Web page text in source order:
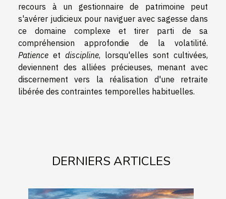
recours à un gestionnaire de patrimoine peut
s'avérer judicieux pour naviguer avec sagesse dans
ce domaine complexe et tirer parti de sa
compréhension approfondie de la volatilité.
Patience et discipline, lorsqu'elles sont cultivées,
deviennent des alliées précieuses, menant avec
discernement vers la réalisation d'une retraite
libérée des contraintes temporelles habituelles.
DERNIERS ARTICLES